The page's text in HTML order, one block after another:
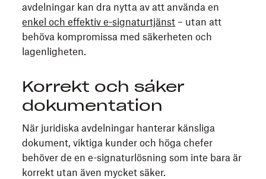
avdelningar kan dra nytta av att använda en
enkel och effektiv e-signaturtjänst – utan att
behöva kompromissa med säkerheten och
lagenligheten.
Korrekt och säker
dokumentation
När juridiska avdelningar hanterar känsliga
dokument, viktiga kunder och höga chefer
behöver de en e-signaturlösning som inte bara är
korrekt utan även mycket säker.